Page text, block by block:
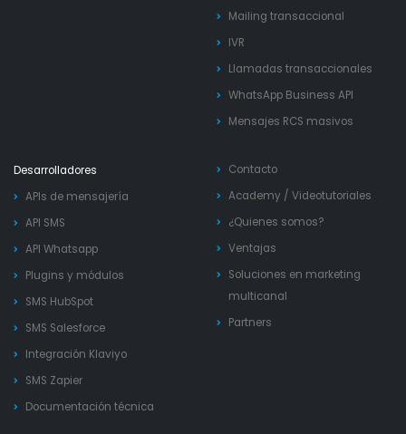
Mailing transaccional
IVR
Llamadas transaccionales
WhatsApp Business API
Mensajes RCS masivos
Desarrolladores
APIs de mensajería
API SMS
API Whatsapp
Plugins y módulos
SMS HubSpot
SMS Salesforce
Integración Klaviyo
SMS Zapier
Documentación técnica
Contacto
Academy / Videotutoriales
¿Quienes somos?
Ventajas
Soluciones en marketing
multicanal
Partners